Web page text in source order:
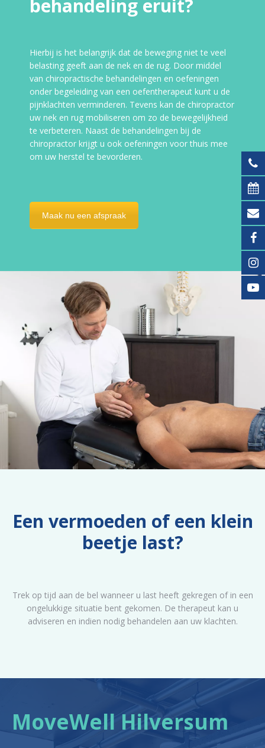
behandeling eruit?
Hierbij is het belangrijk dat de beweging niet te veel
belasting geeft aan de nek en de rug. Door middel
van chiropractische behandelingen en oefeningen
onder begeleiding van een oefentherapeut kunt u de
pijnklachten verminderen. Tevens kan de chiropractor
uw nek en rug mobiliseren om zo de bewegelijkheid
te verbeteren. Naast de behandelingen bij de
chiropractor krijgt u ook oefeningen voor thuis mee
om uw herstel te bevorderen.
Maak nu een afspraak
Een vermoeden of een klein
beetje last?
Trek op tijd aan de bel wanneer u last heeft gekregen of in een
ongelukkige situatie bent gekomen. De therapeut kan u
adviseren en indien nodig behandelen aan uw klachten.
MoveWell Hilversum